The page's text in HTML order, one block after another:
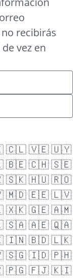
recibirás
vez en
🇨🇱🇻🇪🇺🇾
🇧🇪🇨🇭🇸🇪
🇸🇰🇭🇺🇷🇴
🇲🇩🇪🇪🇱🇻
🇽🇰🇬🇪🇦🇲
🇸🇦🇦🇪🇶🇦
🇮🇳🇧🇩🇱🇰
🇸🇬🇮🇩🇵🇭
🇵🇬🇫🇯🇰🇮